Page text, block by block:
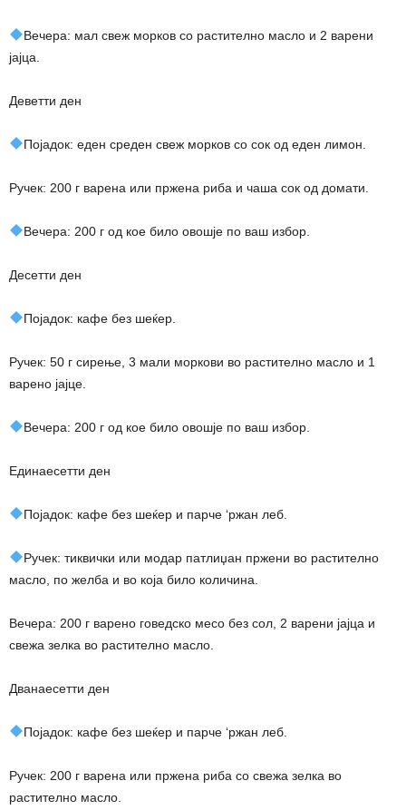
Вечера: мал свеж морков со растително масло и 2 варени
јајца.
Деветти ден
Појадок: еден среден свеж морков со сок од еден лимон.
Ручек: 200 г варена или пржена риба и чаша сок од домати.
Вечера: 200 г од кое било овошје по ваш избор.
Десетти ден
Појадок: кафе без шеќер.
Ручек: 50 г сирење, 3 мали моркови во растително масло и 1
варено јајце.
Вечера: 200 г од кое било овошје по ваш избор.
Единаесетти ден
Појадок: кафе без шеќер и парче ‘ржан леб.
Ручек: тиквички или модар патлиџан пржени во растително
масло, по желба и во која било количина.
Вечера: 200 г варено говедско месо без сол, 2 варени јајца и
свежа зелка во растително масло.
Дванаесетти ден
Појадок: кафе без шеќер и парче ‘ржан леб.
Ручек: 200 г варена или пржена риба со свежа зелка во
растително масло.